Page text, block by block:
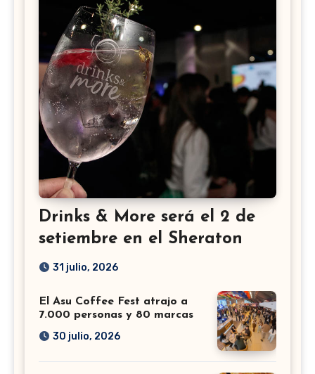
Drinks & More será el 2 de
setiembre en el Sheraton
31 julio, 2026
El Asu Coffee Fest atrajo a
7.000 personas y 80 marcas
30 julio, 2026